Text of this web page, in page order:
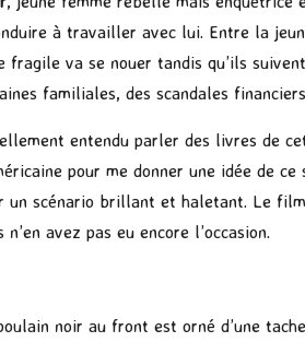
à travailler avec lui. Entre la
fragile va se nouer tandis qu’ils
familiales, des scandales
entendu parler des livres de
pour me donner une idée de
scénario brillant et haletant. Le
avez pas eu encore l’occasion.
noir au front est orné d’une